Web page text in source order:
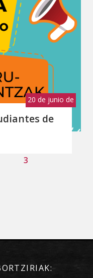
20 de junio de
2023
de
3